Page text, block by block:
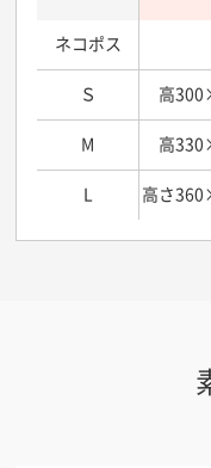
ネコポス
Ｓ 高
M 高
高さ